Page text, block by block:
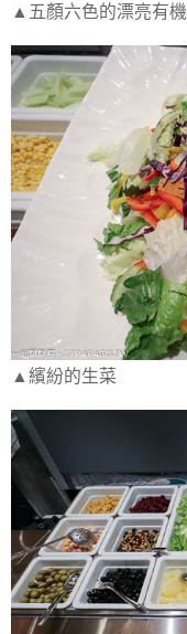
▲五顏六色的漂亮有
▲繽紛的生菜